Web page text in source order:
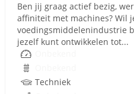
Ben jij graag actief bezig,
affiniteit met machines? Wil
voedingsmiddelenindustrie
jezelf kunt ontwikkelen tot...
Techniek